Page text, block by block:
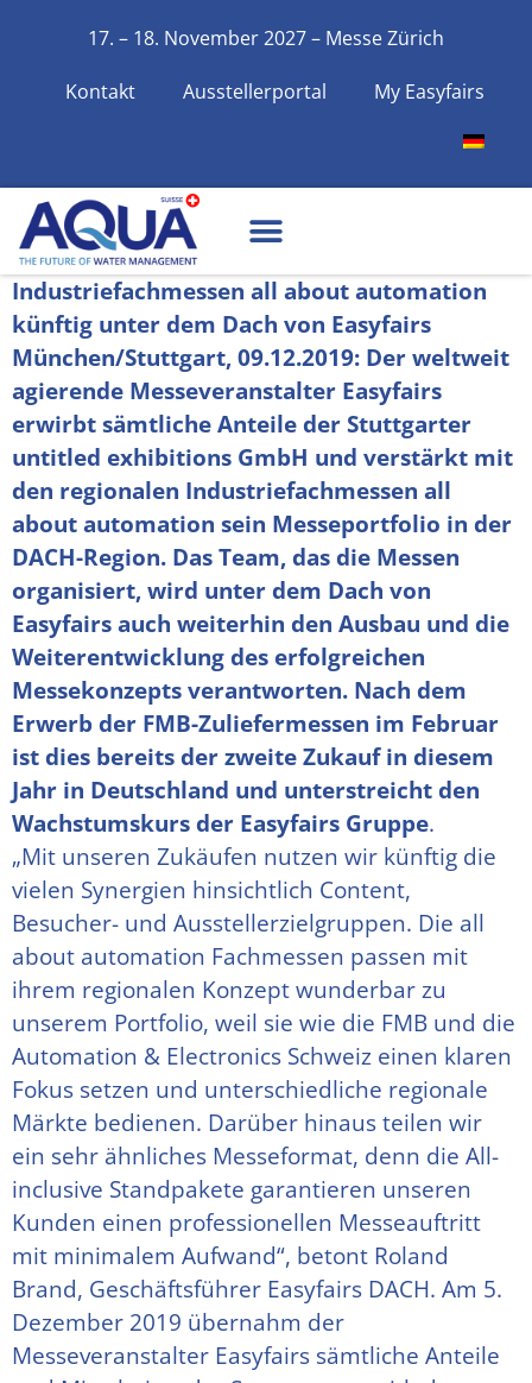
17. – 18. November 2027 – Messe Zürich
Kontakt Ausstellerportal My Easyfairs
Industriefachmessen all about automation
künftig unter dem Dach von Easyfairs
München/Stuttgart, 09.12.2019: Der weltweit
agierende Messeveranstalter Easyfairs
erwirbt sämtliche Anteile der Stuttgarter
untitled exhibitions GmbH und verstärkt mit
den regionalen Industriefachmessen all
about automation sein Messeportfolio in der
DACH-Region. Das Team, das die Messen
organisiert, wird unter dem Dach von
Easyfairs auch weiterhin den Ausbau und die
Weiterentwicklung des erfolgreichen
Messekonzepts verantworten. Nach dem
Erwerb der FMB-Zuliefermessen im Februar
ist dies bereits der zweite Zukauf in diesem
Jahr in Deutschland und unterstreicht den
Wachstumskurs der Easyfairs Gruppe.
„Mit unseren Zukäufen nutzen wir künftig die
vielen Synergien hinsichtlich Content,
Besucher- und Ausstellerzielgruppen. Die all
about automation Fachmessen passen mit
ihrem regionalen Konzept wunderbar zu
unserem Portfolio, weil sie wie die FMB und die
Automation & Electronics Schweiz einen klaren
Fokus setzen und unterschiedliche regionale
Märkte bedienen. Darüber hinaus teilen wir
ein sehr ähnliches Messeformat, denn die All-
inclusive Standpakete garantieren unseren
Kunden einen professionellen Messeauftritt
mit minimalem Aufwand“, betont Roland
Brand, Geschäftsführer Easyfairs DACH. Am 5.
Dezember 2019 übernahm der
Messeveranstalter Easyfairs sämtliche Anteile